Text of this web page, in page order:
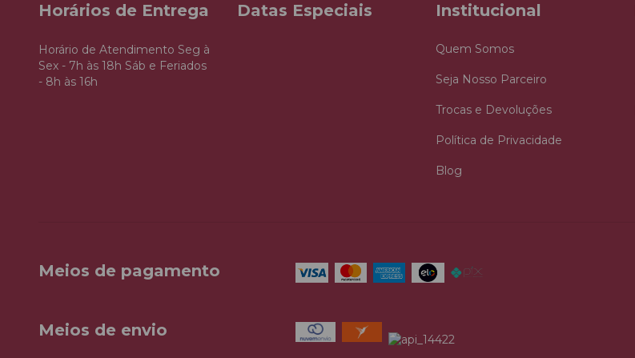
Horários de Entrega
Horário de Atendimento Seg à
Sex - 7h às 18h Sáb e Feriados
- 8h às 16h
Datas Especiais Institucional
Quem Somos
Seja Nosso Parceiro
Trocas e Devoluções
Política de Privacidade
Blog
Meios de pagamento
Meios de envio